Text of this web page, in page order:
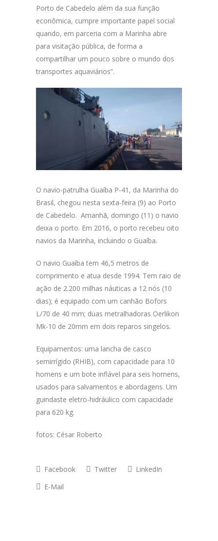
Porto de Cabedelo além da sua função
econômica, cumpre importante papel social
quando, em parceria com a Marinha abre
para visitação pública, de forma a
compartilhar um pouco sobre o mundo dos
transportes aquaviários”.
O navio-patrulha Guaíba P-41, da Marinha do
Brasil, chegou nesta sexta-feira (9) ao Porto
de Cabedelo. Amanhã, domingo (11) o navio
deixa o porto. Em 2016, o porto recebeu oito
navios da Marinha, incluindo o Guaíba.
O navio Guaíba tem 46,5 metros de
comprimento e atua desde 1994. Tem raio de
ação de 2.200 milhas náuticas a 12 nós (10
dias); é equipado com um canhão Bofors
L/70 de 40 mm; duas metralhadoras Oerlikon
Mk-10 de 20mm em dois reparos singelos.
Equipamentos: uma lancha de casco
semirrígido (RHIB), com capacidade para 10
homens e um bote inflável para seis homens,
usados para salvamentos e abordagens. Um
guindaste eletro-hidráulico com capacidade
para 620 kg.
fotos: César Roberto
Facebook Twitter
LinkedIn
E-Mail